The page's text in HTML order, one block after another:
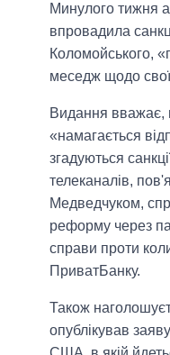
Минулого тижня
впровадила
Коломойського,
меседж щодо
Видання вважає,
«намагається
згадуються
телеканалів,
Медведчуком,
реформу через
справи проти
ПриватБанку.
Також
опублікував